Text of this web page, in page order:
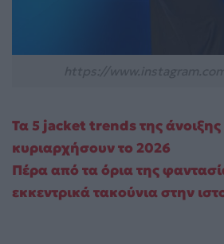
Τα 5 jacket trends της
κυριαρχήσουν το 2026
Πέρα από τα όρια της
εκκεντρικά τακούνια στην